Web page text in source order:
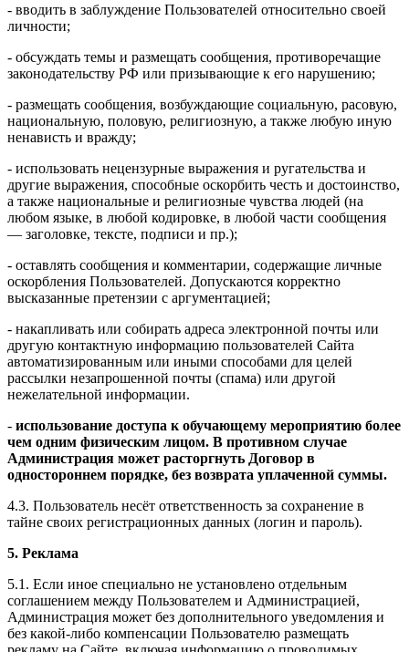
- вводить в заблуждение Пользователей относительно своей
личности;
- обсуждать темы и размещать сообщения, противоречащие
законодательству РФ или призывающие к его нарушению;
- размещать сообщения, возбуждающие социальную, расовую,
национальную, половую, религиозную, а также любую иную
ненависть и вражду;
- использовать нецензурные выражения и ругательства и
другие выражения, способные оскорбить честь и достоинство,
а также национальные и религиозные чувства людей (на
любом языке, в любой кодировке, в любой части сообщения
— заголовке, тексте, подписи и пр.);
- оставлять сообщения и комментарии, содержащие личные
оскорбления Пользователей. Допускаются корректно
высказанные претензии с аргументацией;
- накапливать или собирать адреса электронной почты или
другую контактную информацию пользователей Сайта
автоматизированным или иными способами для целей
рассылки незапрошенной почты (спама) или другой
нежелательной информации.
- использование доступа к обучающему мероприятию более
чем одним физическим лицом. В противном случае
Администрация может расторгнуть Договор в
одностороннем порядке, без возврата уплаченной суммы.
4.3. Пользователь несёт ответственность за сохранение в
тайне своих регистрационных данных (логин и пароль).
5. Реклама
5.1. Если иное специально не установлено отдельным
соглашением между Пользователем и Администрацией,
Администрация может без дополнительного уведомления и
без какой-либо компенсации Пользователю размещать